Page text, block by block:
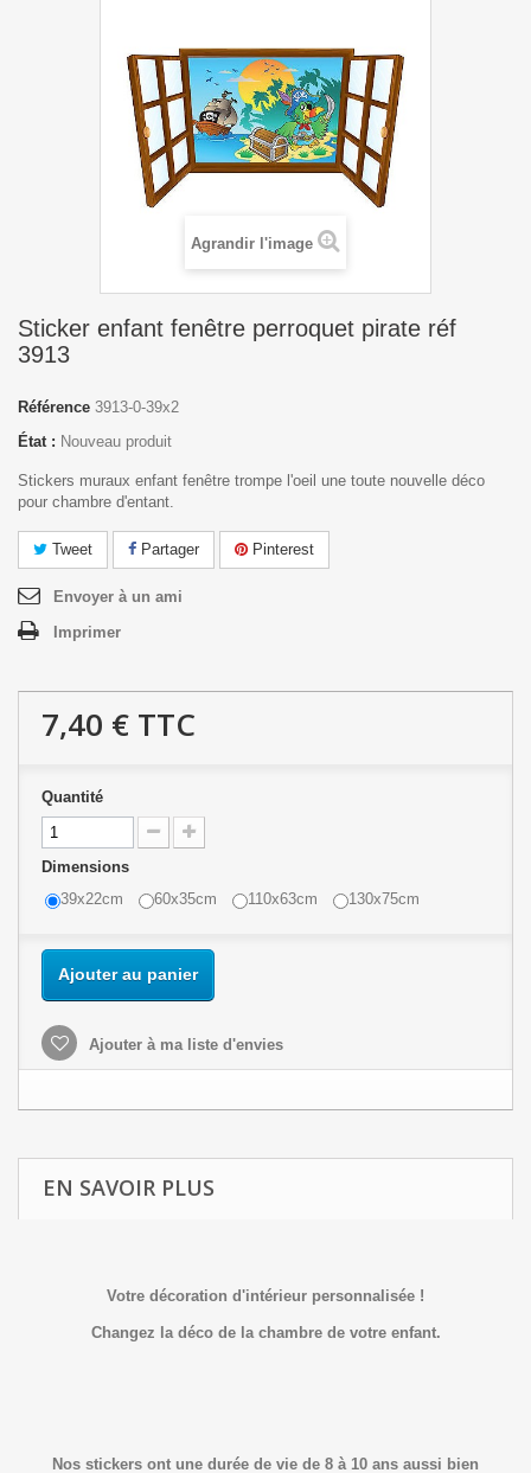
Agrandir l'image
Sticker enfant fenêtre perroquet pirate réf
3913
Référence 3913-0-39x2
État : Nouveau produit
Stickers muraux enfant fenêtre trompe l'oeil une toute nouvelle déco
pour chambre d'entant.
Tweet Partager Pinterest
Envoyer à un ami
Imprimer
7,40 € TTC
Quantité
Dimensions
39x22cm
60x35cm 110x63cm 130x75cm
Ajouter au panier
Ajouter à ma liste d'envies
EN SAVOIR PLUS
Votre décoration d'intérieur personnalisée !
Changez la déco de la chambre de votre enfant.
Nos stickers ont une durée de vie de 8 à 10 ans aussi bien